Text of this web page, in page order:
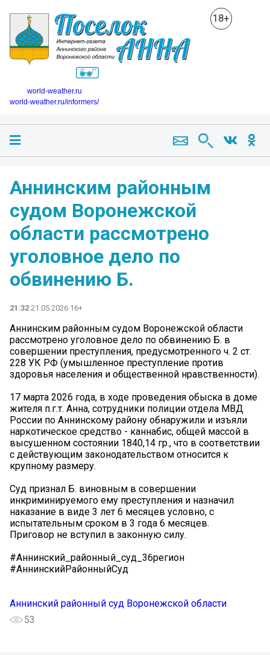
18+
world-weather.ru
world-weather.ru/informers/
Аннинским районным
судом Воронежской
области рассмотрено
уголовное дело по
обвинению Б.
21:32 21.05.2026 16+
Аннинским районным судом Воронежской области
рассмотрено уголовное дело по обвинению Б. в
совершении преступления, предусмотренного ч. 2 ст.
228 УК РФ (умышленное преступление против
здоровья населения и общественной нравственности).
17 марта 2026 года, в ходе проведения обыска в доме
жителя п.г.т. Анна, сотрудники полиции отдела МВД
России по Аннинскому району обнаружили и изъяли
наркотическое средство - каннабис, общей массой в
высушенном состоянии 1840,14 гр., что в соответствии
с действующим законодательством относится к
крупному размеру.
Суд признал Б. виновным в совершении
инкриминируемого ему преступления и назначил
наказание в виде 3 лет 6 месяцев условно, с
испытательным сроком в 3 года 6 месяцев.
Приговор не вступил в законную силу.
#Аннинский_районный_суд_36регион
#АннинскийРайонныйСуд
Аннинский районный суд Воронежской области
53